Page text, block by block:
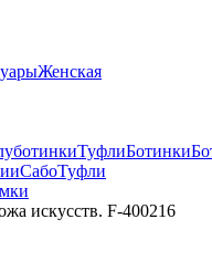
Женская
ТуфлиБотинки
СабоТуфли
искусств. F-400216